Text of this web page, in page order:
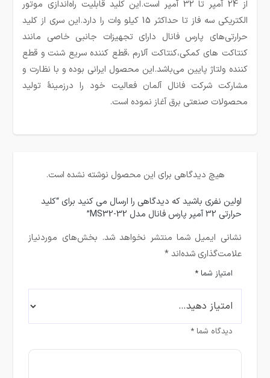
از 24 آمپر تا 32 آمپر است.این کلید قابلیت راه‌اندازی موتور‌
الکتریکی سه فاز تا حداکثر 15 کیلو وات را دارد.این سری از کلید
حرارتی‌های پارس فانال دارای تجهیزات جانبی خاصی مانند
کنتاکت های کمکی،کنتاکت آلارم ،قطع کننده سریع شنت و قطع
کننده ولتاژ پایین می‌باشد.این محصول ایرانی بوده و با نظارت و
مشارکت شرکت فانال آلمان فعالیت خود را درزمینهٔ تولید
محصولات صنعتی برق آغاز نموده است.
هیچ دیدگاهی برای این محصول نوشته نشده است.
اولین نفری باشید که دیدگاهی را ارسال می کنید برای “کلید
حرارتی 32 آمپر پارس فانال مدل MS32-32”
نشانی ایمیل شما منتشر نخواهد شد. بخش‌های موردنیاز
علامت‌گذاری شده‌اند*
امتیاز شما*
دیدگاه شما*